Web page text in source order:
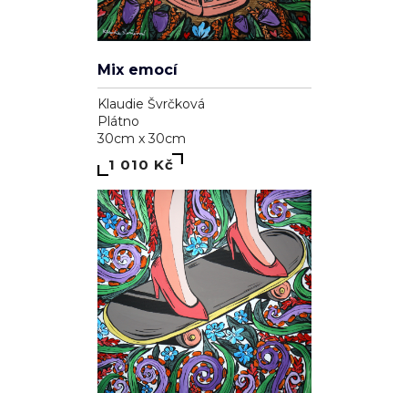
Mix emocí
Klaudie Švrčková
Plátno
30cm x 30cm
1 010 Kč